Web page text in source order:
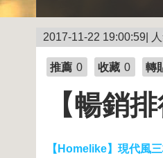
2017-11-22 19:00:59|
推薦 0 收藏 0 轉
【暢銷
【Homelike】現代風